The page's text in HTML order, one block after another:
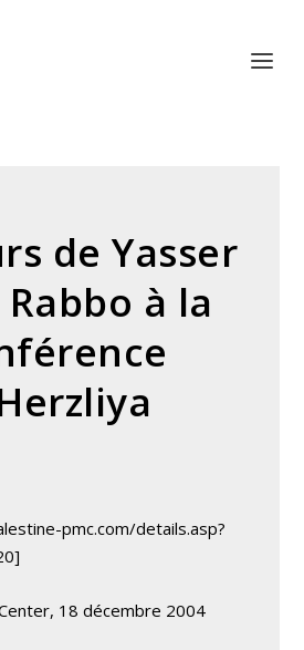
de Yasser
à la
pmc.com/details.asp?
18 décembre 2004